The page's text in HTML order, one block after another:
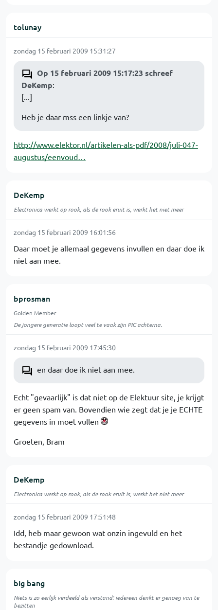
tolunay
zondag 15 februari 2009 15:31:27
Op 15 februari 2009 15:17:23 schreef
DeKemp:
[...]
Heb je daar mss een linkje van?
http://www.elektor.nl/artikelen-als-pdf/2008/juli-047-
augustus/eenvoud…
DeKemp
Electronica werkt op rook, als de rook eruit is, werkt het niet meer
zondag 15 februari 2009 16:01:56
Daar moet je allemaal gegevens invullen en daar doe ik
niet aan mee.
bprosman
Golden Member
De jongere generatie loopt veel te vaak zijn PIC achterna.
zondag 15 februari 2009 17:45:30
en daar doe ik niet aan mee.
Echt "gevaarlijk" is dat niet op de Elektuur site, je krijgt
er geen spam van. Bovendien wie zegt dat je je ECHTE
gegevens in moet vullen
Groeten, Bram
DeKemp
Electronica werkt op rook, als de rook eruit is, werkt het niet meer
zondag 15 februari 2009 17:51:48
Idd, heb maar gewoon wat onzin ingevuld en het
bestandje gedownload.
big bang
Niets is zo eerlijk verdeeld als verstand: iedereen denkt er genoeg van te
bezitten